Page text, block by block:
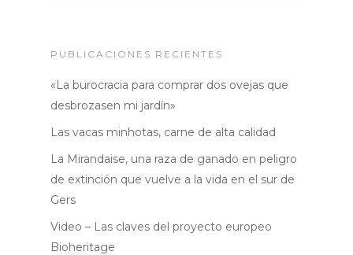
PUBLICACIONES RECIENTES
«La burocracia para comprar dos ovejas que
desbrozasen mi jardín»
Las vacas minhotas, carne de alta calidad
La Mirandaise, una raza de ganado en peligro
de extinción que vuelve a la vida en el sur de
Gers
Video – Las claves del proyecto europeo
Bioheritage